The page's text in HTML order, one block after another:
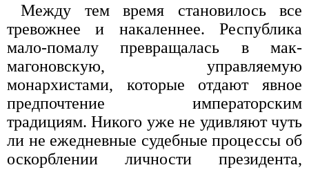
Между тем время становилось все
тревожнее и накаленнее. Республика
мало-помалу превращалась в мак-
магоновскую, управляемую
монархистами, которые отдают явное
предпочтение императорским
традициям. Никого уже не удивляют чуть
ли не ежедневные судебные процессы об
оскорблении личности президента,